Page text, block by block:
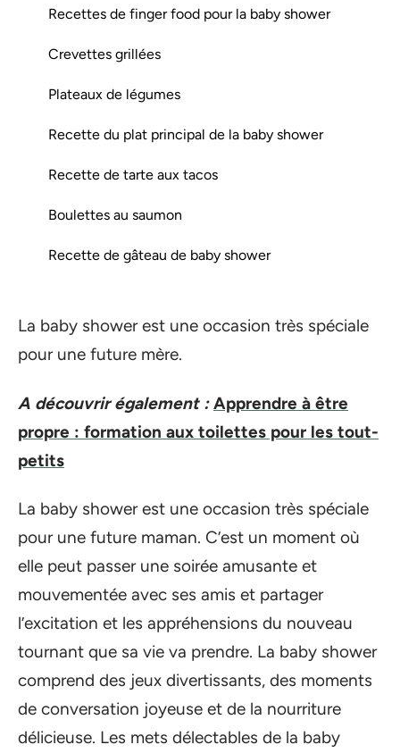
Recettes de finger food pour la baby shower
Crevettes grillées
Plateaux de légumes
Recette du plat principal de la baby shower
Recette de tarte aux tacos
Boulettes au saumon
Recette de gâteau de baby shower
La baby shower est une occasion très spéciale
pour une future mère.
A découvrir également : Apprendre à être
propre : formation aux toilettes pour les tout-
petits
La baby shower est une occasion très spéciale
pour une future maman. C’est un moment où
elle peut passer une soirée amusante et
mouvementée avec ses amis et partager
l’excitation et les appréhensions du nouveau
tournant que sa vie va prendre. La baby shower
comprend des jeux divertissants, des moments
de conversation joyeuse et de la nourriture
délicieuse. Les mets délectables de la baby